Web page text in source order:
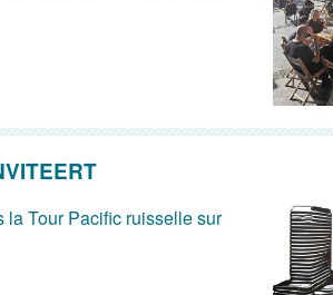
la Tour Pacific ruisselle sur